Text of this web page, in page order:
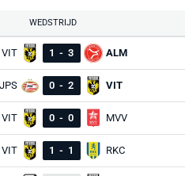
WEDSTRIJD
VIT 1 - 3 ALM
JPS 0 - 2 VIT
VIT 0 - 0 MVV
VIT 1 - 1 RKC